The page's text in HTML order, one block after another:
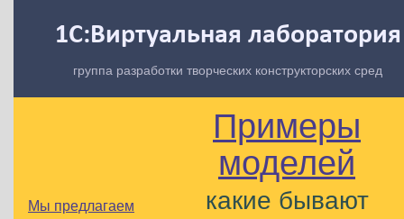
1С:Виртуальная лаборатория
группа разработки творческих конструкторских сред
Мы предлагаем
Примеры
моделей
какие бывают